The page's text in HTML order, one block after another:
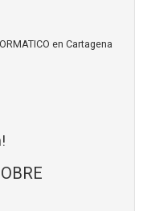
en Cartagena